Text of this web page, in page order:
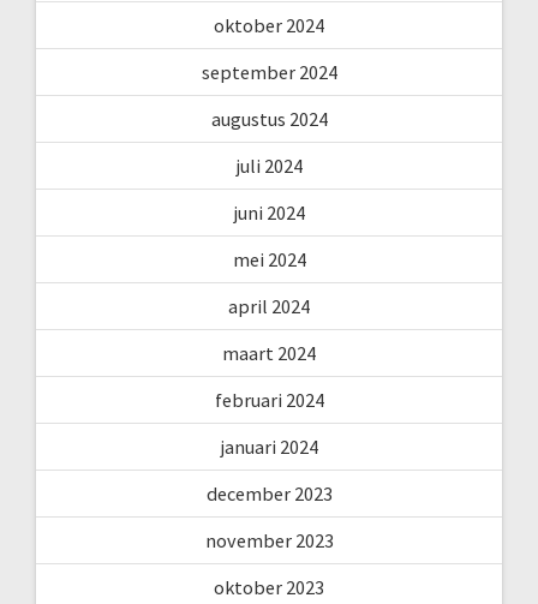
oktober 2024
september 2024
augustus 2024
juli 2024
juni 2024
mei 2024
april 2024
maart 2024
februari 2024
januari 2024
december 2023
november 2023
oktober 2023